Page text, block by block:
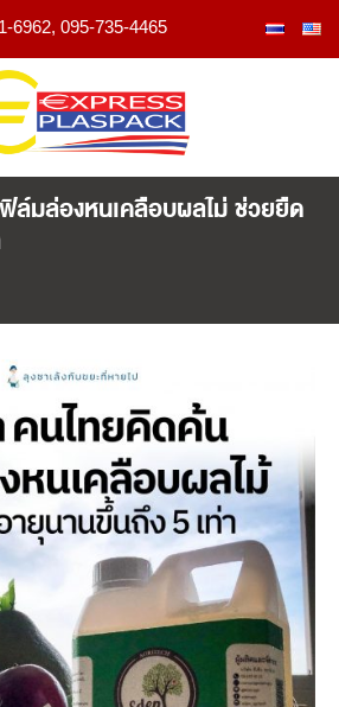
6962, 095-735-4465
ล์มล่องหนเคลือบผลไม่ ช่วยยืด
ลือบผลไม่ ช่วยยืดอายุนานขึ้นถึง 5 เท่า